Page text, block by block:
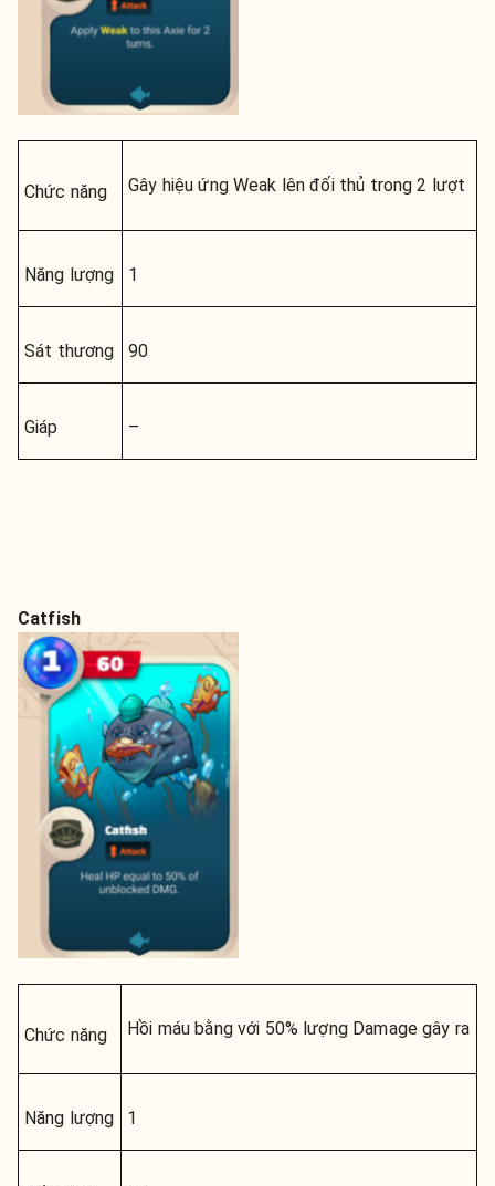
Chức năng Gây hiệu ứng Weak lên đối thủ trong 2 lượt
Năng lượng 1
Sát thương 90
Giáp –
Catfish
Chức năng Hồi máu bằng với 50% lượng Damage gây ra
Năng lượng 1